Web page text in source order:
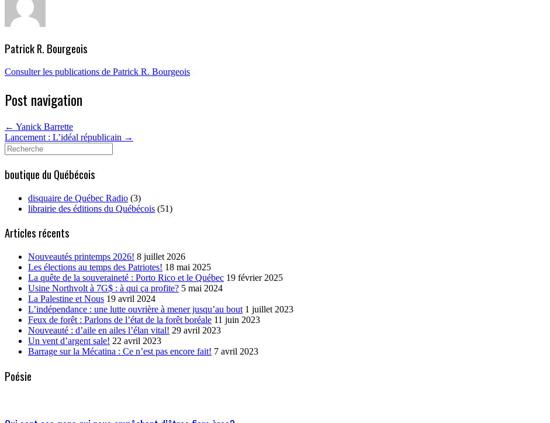
Patrick R. Bourgeois
Consulter les publications de Patrick R. Bourgeois
Post navigation
← Yanick Barrette
Lancement : L’idéal républicain →
Search
for:
boutique du Québécois
disquaire de Québec Radio (3)
librairie des éditions du Québécois (51)
Articles récents
Nouveautés printemps 2026! 8 juillet 2026
Les élections au temps des Patriotes! 18 mai 2025
La quête de la souveraineté : Porto Rico et le Québec 19 février 2025
Usine Northvolt à 7G$ : à qui ça profite? 5 mai 2024
La Palestine et Nous 19 avril 2024
L’indépendance : une lutte ouvrière à mener jusqu’au bout 1 juillet 2023
Feux de forêt : Parlons de l’état de la forêt boréale 11 juin 2023
Nouveauté : d’aile en ailes l’élan vital! 29 avril 2023
Un vent d’argent sale! 22 avril 2023
Barrage sur la Mécatina : Ce n’est pas encore fait! 7 avril 2023
Poésie